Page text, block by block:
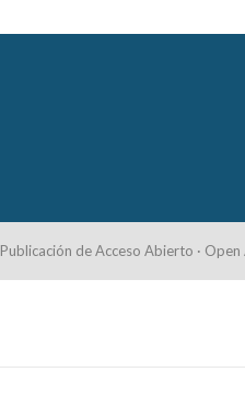
Publicación de Acceso Abierto ·